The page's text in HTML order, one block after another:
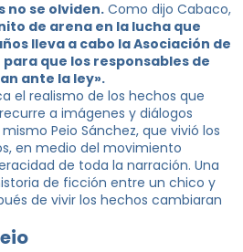
no se olviden. Como dijo Cabaco,
de arena en la lucha que
lleva a cabo la Asociación de
que los responsables de
ante la ley».
el realismo de los hechos que
a imágenes y diálogos
Peio Sánchez, que vivió los
en medio del movimiento
de toda la narración. Una
de ficción entre un chico y
de vivir los hechos cambiaran